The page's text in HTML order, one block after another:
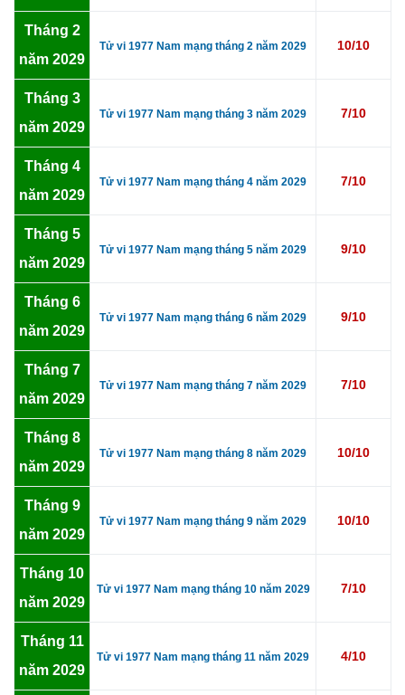
Tháng 2
năm 2029
Tử vi 1977 Nam mạng tháng 2 năm 2029 10/10
Tháng 3
năm 2029
Tử vi 1977 Nam mạng tháng 3 năm 2029 7/10
Tháng 4
năm 2029
Tử vi 1977 Nam mạng tháng 4 năm 2029 7/10
Tháng 5
năm 2029
Tử vi 1977 Nam mạng tháng 5 năm 2029 9/10
Tháng 6
năm 2029
Tử vi 1977 Nam mạng tháng 6 năm 2029 9/10
Tháng 7
năm 2029
Tử vi 1977 Nam mạng tháng 7 năm 2029 7/10
Tháng 8
năm 2029
Tử vi 1977 Nam mạng tháng 8 năm 2029 10/10
Tháng 9
năm 2029
Tử vi 1977 Nam mạng tháng 9 năm 2029 10/10
Tháng 10
năm 2029
Tử vi 1977 Nam mạng tháng 10 năm 2029 7/10
Tháng 11
năm 2029
Tử vi 1977 Nam mạng tháng 11 năm 2029 4/10